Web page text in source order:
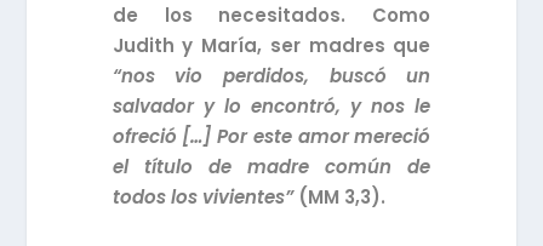
de los necesitados. Como
Judith y María, ser madres que
“nos vio perdidos, buscó un
salvador y lo encontró, y nos le
ofreció […] Por este amor mereció
el título de madre común de
todos los vivientes”(MM 3,3).